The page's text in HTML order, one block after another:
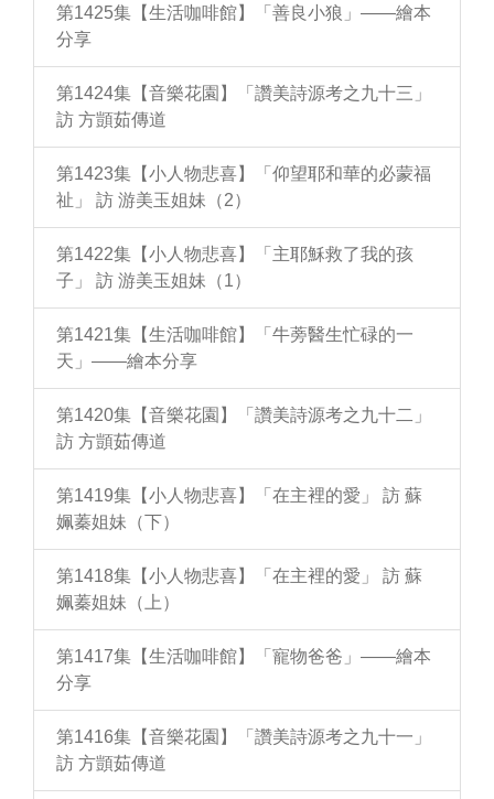
第1425集【生活咖啡館】「善良小狼」——繪本
分享
第1424集【音樂花園】「讚美詩源考之九十三」
訪 方顗茹傳道
第1423集【小人物悲喜】「仰望耶和華的必蒙福
祉」 訪 游美玉姐妹（2）
第1422集【小人物悲喜】「主耶穌救了我的孩
子」 訪 游美玉姐妹（1）
第1421集【生活咖啡館】「牛蒡醫生忙碌的一
天」——繪本分享
第1420集【音樂花園】「讚美詩源考之九十二」
訪 方顗茹傳道
第1419集【小人物悲喜】「在主裡的愛」 訪 蘇
姵蓁姐妹（下）
第1418集【小人物悲喜】「在主裡的愛」 訪 蘇
姵蓁姐妹（上）
第1417集【生活咖啡館】「寵物爸爸」——繪本
分享
第1416集【音樂花園】「讚美詩源考之九十一」
訪 方顗茹傳道